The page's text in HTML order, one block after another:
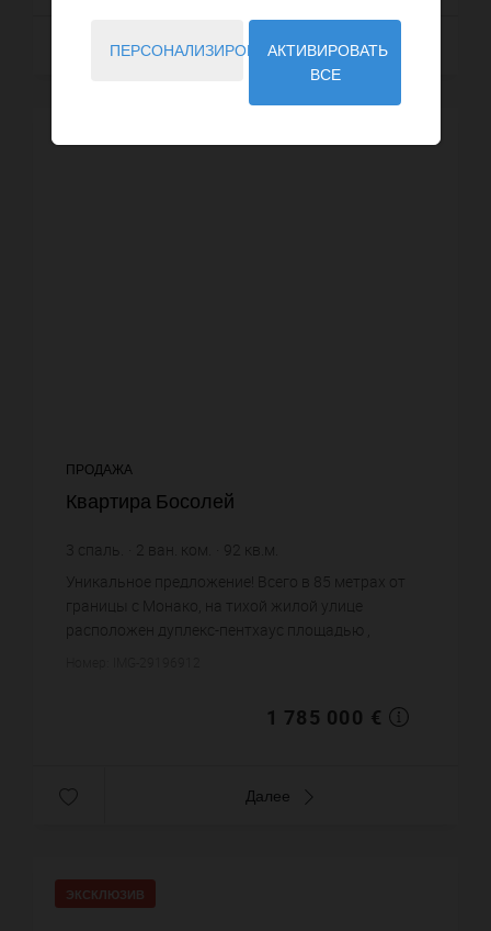
Далее
ПРОДАЖА
Квартира Босолей
3 спаль. 2 ван. ком. 92 кв.м.
Уникальное предложение! Всего в 85 метрах от
границы с Монако, на тихой жилой улице
расположен дуплекс-пентхаус площадью ,
1 785 000 €
Далее
ЭКСКЛЮЗИВ
ПЕРСОНАЛИЗИРОВАТЬАКТИВИРОВАТЬ
ВСЕ